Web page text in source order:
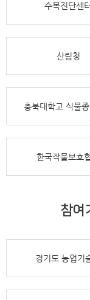
수목진단센터
산림청
충북대학교 식물
한국작물보호
참여
경기도 농업기